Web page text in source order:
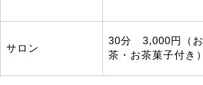
サロン
30分 3,000円（お
茶・お茶菓子付き）